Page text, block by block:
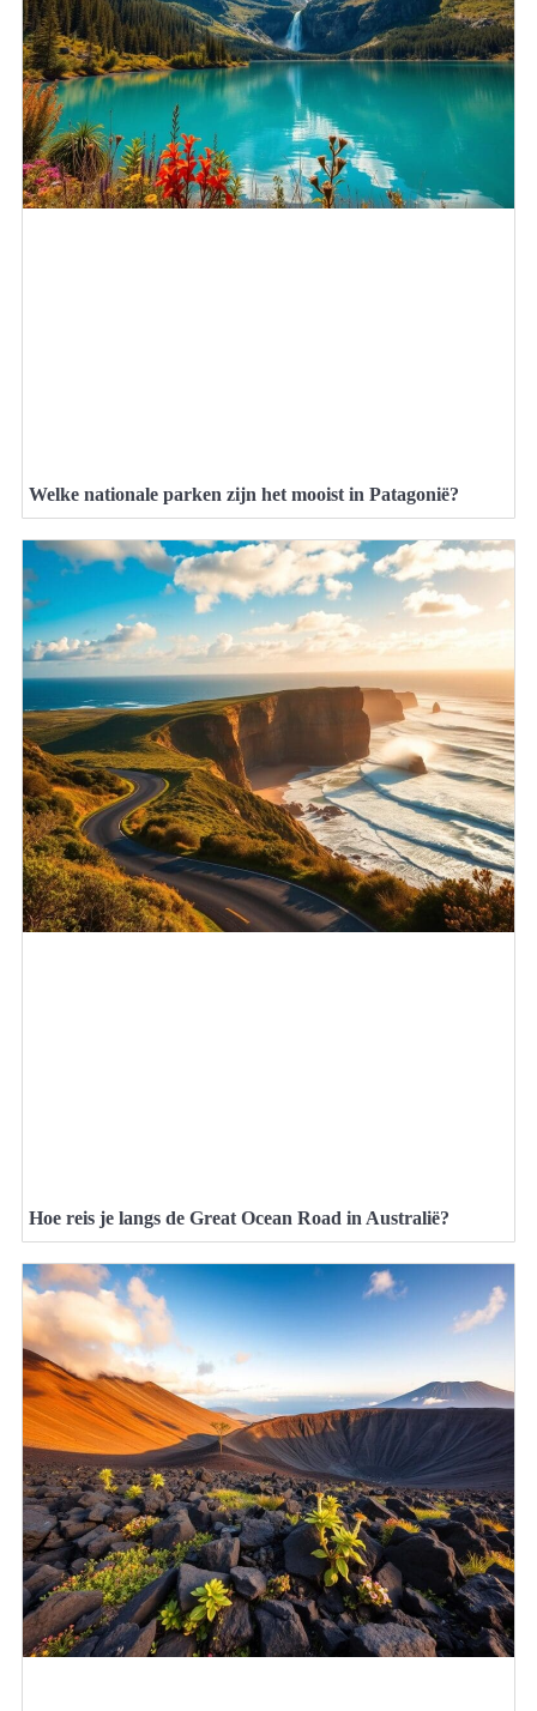
Welke nationale parken zijn het mooist in Patagonië?
Hoe reis je langs de Great Ocean Road in Australië?